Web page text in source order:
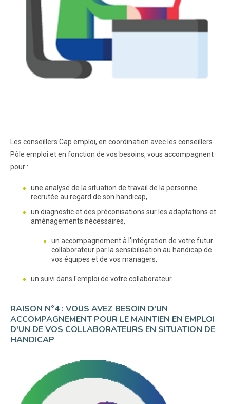
Les conseillers Cap emploi, en coordination avec les conseillers
Pôle emploi et en fonction de vos besoins, vous accompagnent
pour :
une analyse de la situation de travail de la personne
recrutée au regard de son handicap,
un diagnostic et des préconisations sur les adaptations et
aménagements nécessaires,
un accompagnement à l'intégration de votre futur
collaborateur par la sensibilisation au handicap de
vos équipes et de vos managers,
un suivi dans l'emploi de votre collaborateur.
RAISON N°4 : VOUS AVEZ BESOIN D'UN
ACCOMPAGNEMENT POUR LE MAINTIEN EN EMPLOI
D'UN DE VOS COLLABORATEURS EN SITUATION DE
HANDICAP